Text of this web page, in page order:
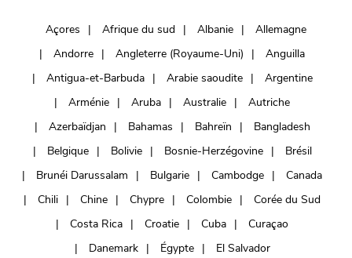
Açores Afrique du sud Albanie
Allemagne
Andorre
Angleterre (Royaume-Uni)
Anguilla
Antigua-et-Barbuda
Arabie saoudite
Argentine
Arménie
Aruba Australie
Autriche
Azerbaïdjan
Bahamas Bahreïn
Bangladesh
Belgique
Bolivie Bosnie-Herzégovine
Brésil
Brunéi Darussalam
Bulgarie Cambodge
Canada
Chili
Chine Chypre Colombie
Corée du Sud
Costa Rica
Croatie Cuba
Curaçao
Danemark
Égypte
El Salvador